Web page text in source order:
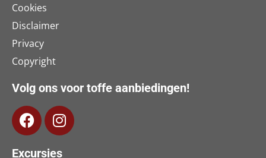
Cookies
Disclaimer
Privacy
Copyright
Volg ons voor toffe aanbiedingen!
Excursies